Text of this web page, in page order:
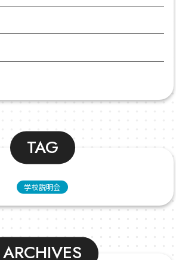
TAG
学校説明会
ARCHIVES